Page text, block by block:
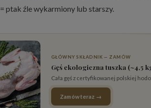
= ptak źle wykarmiony lub starszy.
GŁÓWNY SKŁADNIK — ZAMÓW
Gęś ekologiczna tuszka (~4,5
Cała gęś z certyfikowanej polskiej
Zamów teraz →